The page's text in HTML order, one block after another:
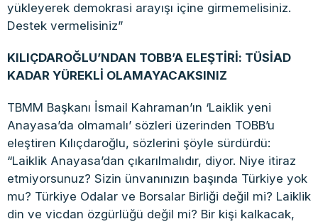
yükleyerek demokrasi arayışı içine girmemelisiniz.
Destek vermelisiniz”
KILIÇDAROĞLU’NDAN TOBB’A ELEŞTİRİ: TÜSİAD
KADAR YÜREKLİ OLAMAYACAKSINIZ
TBMM Başkanı İsmail Kahraman’ın ‘Laiklik yeni
Anayasa’da olmamalı’ sözleri üzerinden TOBB’u
eleştiren Kılıçdaroğlu, sözlerini şöyle sürdürdü:
“Laiklik Anayasa’dan çıkarılmalıdır, diyor. Niye itiraz
etmiyorsunuz? Sizin ünvanınızın başında Türkiye yok
mu? Türkiye Odalar ve Borsalar Birliği değil mi? Laiklik
din ve vicdan özgürlüğü değil mi? Bir kişi kalkacak,